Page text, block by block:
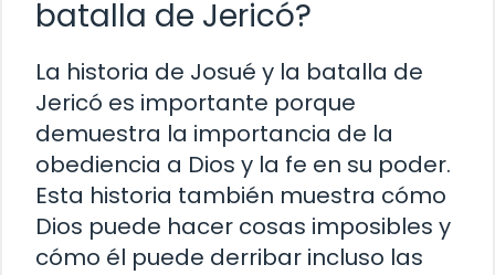
batalla de Jericó?
La historia de Josué y la batalla de
Jericó es importante porque
demuestra la importancia de la
obediencia a Dios y la fe en su poder.
Esta historia también muestra cómo
Dios puede hacer cosas imposibles y
cómo él puede derribar incluso las